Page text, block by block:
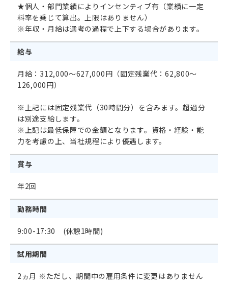
★個人・部門業績によりインセンティブ有（業績に一定
料率を乗じて算出。上限はありません）
※年収・月給は選考の過程で上下する場合があります。
給与
月給：312,000～627,000円（固定残業代：62,800～
126,000円）
※上記には固定残業代（30時間分）を含みます。超過分
は別途支給します。
※上記は最低保障での金額となります。資格・経験・能
力を考慮の上、当社規程により優遇します。
賞与
年2回
勤務時間
9:00-17:30 (休憩1時間)
試用期間
2ヵ月 ※ただし、期間中の雇用条件に変更はありません